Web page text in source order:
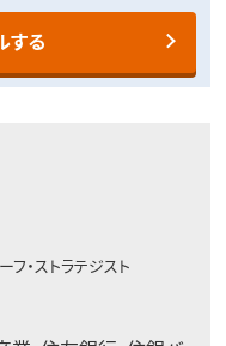
する
フ・ストラテジスト